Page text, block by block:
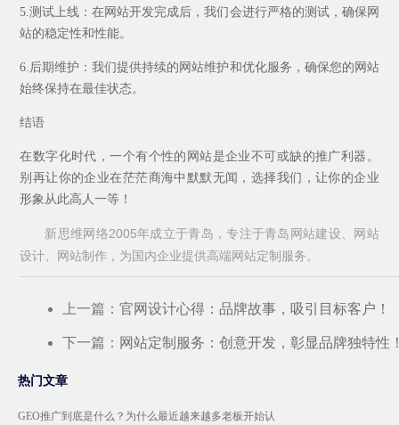
5.测试上线：在网站开发完成后，我们会进行严格的测试，确保网
站的稳定性和性能。
6.后期维护：我们提供持续的网站维护和优化服务，确保您的网站
始终保持在最佳状态。
结语
在数字化时代，一个有个性的网站是企业不可或缺的推广利器。
别再让你的企业在茫茫商海中默默无闻，选择我们，让你的企业
形象从此高人一等！
新思维网络2005年成立于青岛，专注于青岛网站建设、网站
设计、网站制作，为国内企业提供高端网站定制服务。
上一篇：官网设计心得：品牌故事，吸引目标客户！
下一篇： 网站定制服务：创意开发，彰显品牌独特性
热门文章
GEO推广到底是什么？为什么最近越来越多老板开始认